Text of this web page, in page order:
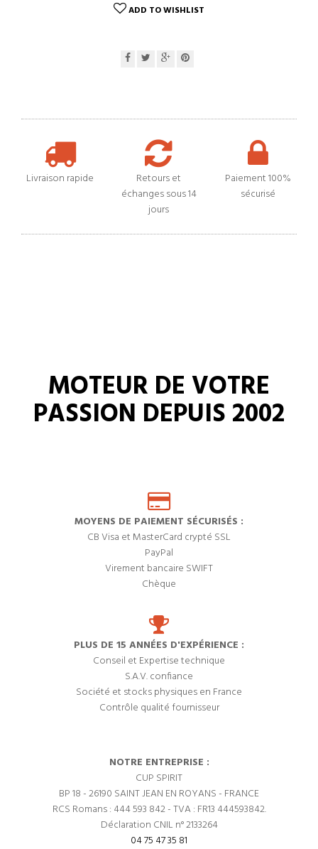
ADD TO WISHLIST
Livraison rapide
Retours et
échanges sous 14
jours
Paiement 100%
sécurisé
MOTEUR DE VOTRE
PASSION DEPUIS 2002
MOYENS DE PAIEMENT SÉCURISÉS :
CB Visa et MasterCard crypté SSL
PayPal
Virement bancaire SWIFT
Chèque
PLUS DE 15 ANNÉES D'EXPÉRIENCE :
Conseil et Expertise technique
S.A.V. confiance
Société et stocks physiques en France
Contrôle qualité fournisseur
NOTRE ENTREPRISE :
CUP SPIRIT
BP 18 - 26190 SAINT JEAN EN ROYANS - FRANCE
RCS Romans : 444 593 842 - TVA : FR13 444593842.
Déclaration CNIL n° 2133264
04 75 47 35 81